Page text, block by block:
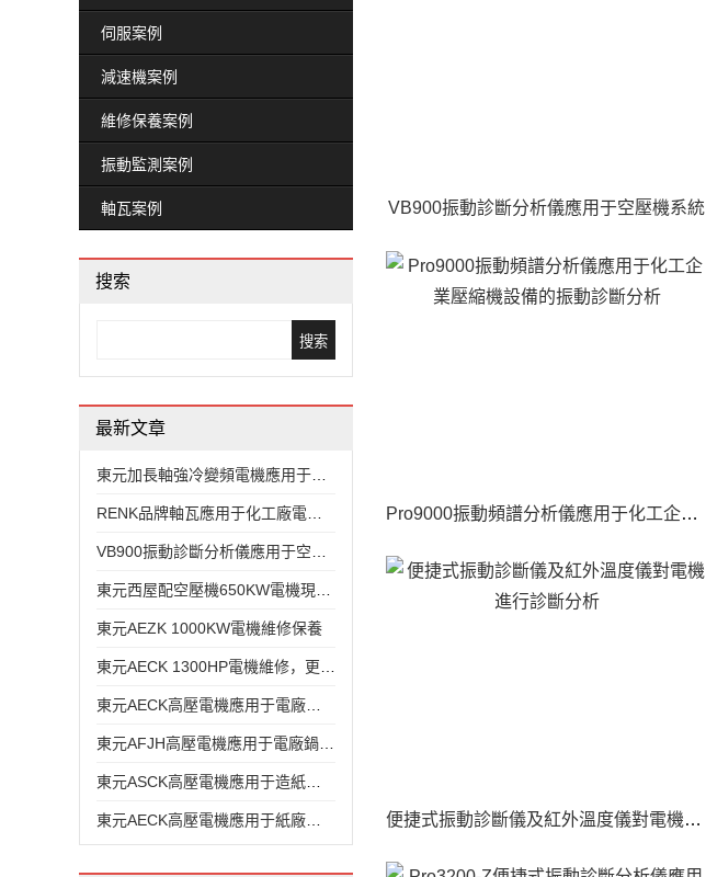
東元家電參展臺北國際食品展 聚焦健康、樂食、安心抗疫
伺服案例
減速機案例
維修保養案例
振動監測案例
軸瓦案例
搜索
最新文章
東元AEZK 1000KW電機維修保養
VB900振動診斷分析儀應用于空壓機系統
Pro9000振動頻譜分析儀應用于化工企業壓縮機設備的振動診斷分析
便捷式振動診斷儀及紅外溫度儀對電機進行診斷分析